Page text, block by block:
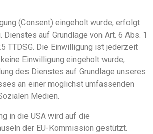
(Consent) eingeholt wurde, erfolgt
Dienstes auf Grundlage von Art. 6 Abs. 1
TTDSG. Die Einwilligung ist jederzeit
Einwilligung eingeholt wurde,
des Dienstes auf Grundlage unseres
an einer möglichst umfassenden
Medien.
in die USA wird auf die
der EU-Kommission gestützt.